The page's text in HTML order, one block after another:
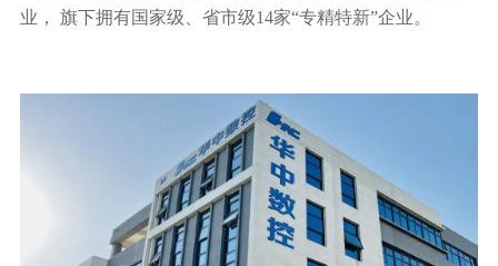
业， 旗下拥有国家级、省市级14家“专精特新”企业。